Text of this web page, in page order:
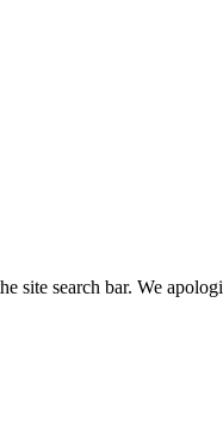
site search bar. We